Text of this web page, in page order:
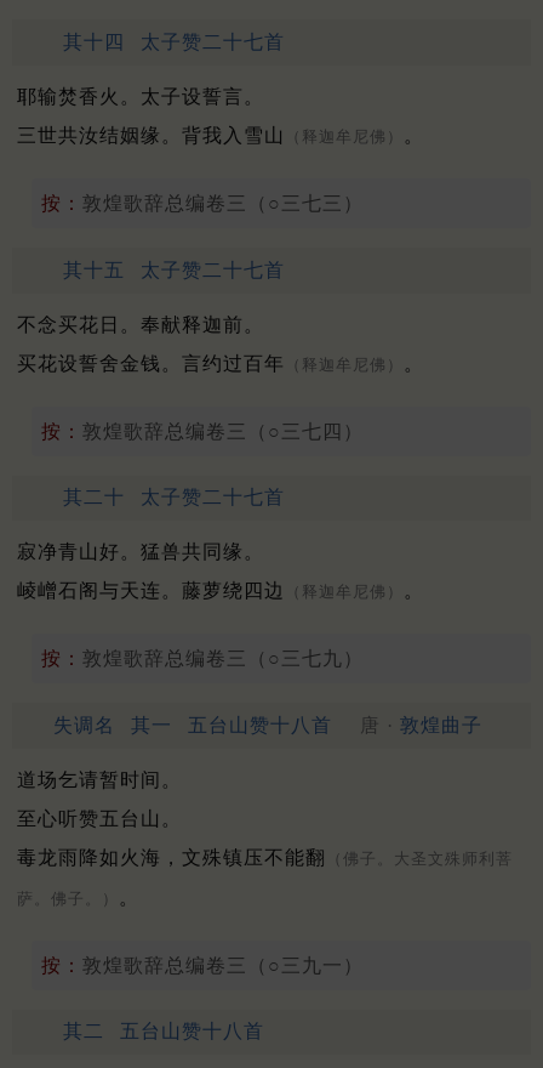
其十四 太子赞二十七首
耶输焚香火。太子设誓言。
三世共汝结姻缘。背我入雪山
（释迦牟尼佛） 。
按： 敦煌歌辞总编卷三（○三七三）
其十五 太子赞二十七首
不念买花日。奉献释迦前。
买花设誓舍金钱。言约过百年
（释迦牟尼佛） 。
按： 敦煌歌辞总编卷三（○三七四）
其二十 太子赞二十七首
寂净青山好。猛兽共同缘。
崚嶒石阁与天连。藤萝绕四边
（释迦牟尼佛） 。
按： 敦煌歌辞总编卷三（○三七九）
失调名 其一 五台山赞十八首 唐 · 敦煌曲子
道场乞请暂时间。
至心听赞五台山。
毒龙雨降如火海，文殊镇压不能翻
（佛子。大圣文殊师利菩
萨。佛子。） 。
按： 敦煌歌辞总编卷三（○三九一）
其二 五台山赞十八首